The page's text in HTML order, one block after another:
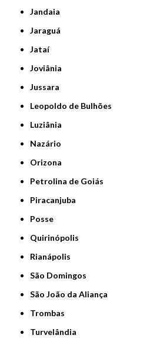
Jandaia
Jaraguá
Jataí
Joviânia
Jussara
Leopoldo de Bulhões
Luziânia
Nazário
Orizona
Petrolina de Goiás
Piracanjuba
Posse
Quirinópolis
Rianápolis
São Domingos
São João da Aliança
Trombas
Turvelândia